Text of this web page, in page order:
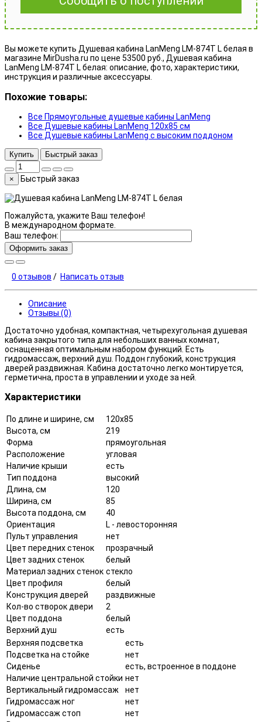
Вы можете купить Душевая кабина LanMeng LM-874T L белая в
магазине MirDusha.ru по цене 53500 руб., Душевая кабина
LanMeng LM-874T L белая: описание, фото, характеристики,
инструкция и различные аксессуары.
Похожие товары:
Все Прямоугольные душевые кабины LanMeng
Все Душевые кабины LanMeng 120x85 см
Все Душевые кабины LanMeng с высоким поддоном
Купить Быстрый заказ
× Быстрый заказ
Пожалуйста, укажите Ваш телефон!
В международном формате.
Ваш телефон:
Оформить заказ
0 отзывов / Написать отзыв
Описание
Отзывы (0)
Достаточно удобная, компактная, четырехугольная душевая
кабина закрытого типа для небольших ванных комнат,
оснащенная оптимальным набором функций. Есть
гидромассаж, верхний душ. Поддон глубокий, конструкция
дверей раздвижная. Кабина достаточно легко монтируется,
герметична, проста в управлении и уходе за ней.
Характеристики
По длине и ширине, см
120x85
Высота, см
219
Форма
прямоугольная
Расположение
угловая
Наличие крыши
есть
Тип поддона
высокий
Длина, см
120
Ширина, см
85
Высота поддона, см
40
Ориентация
L - левосторонняя
Пульт управления
нет
Цвет передних стенок
прозрачный
Цвет задних стенок
белый
Материал задних стенок стекло
Цвет профиля
белый
Конструкция дверей
раздвижные
Кол-во створок двери
2
Цвет поддона
белый
Верхний душ
есть
Верхняя подсветка
есть
Подсветка на стойке
нет
Сиденье
есть, встроенное в поддоне
Наличие центральной стойки нет
Вертикальный гидромассаж
нет
Гидромассаж ног
нет
Гидромассаж стоп
нет